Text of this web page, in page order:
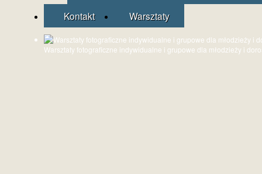
Kontakt
Warsztaty
Warsztaty fotograficzne indywidualne i grupowe dla młodzieży i